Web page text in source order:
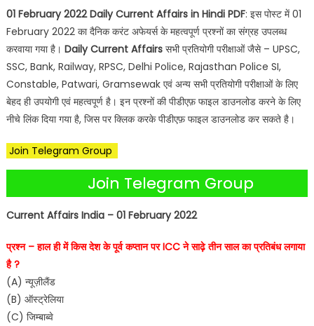
01 February 2022 Daily Current Affairs in Hindi PDF: इस पोस्ट में 01
February 2022 का दैनिक करंट अफेयर्स के महत्वपूर्ण प्रश्नों का संग्रह उपलब्ध
करवाया गया है। Daily Current Affairsसभी प्रतियोगी परीक्षाओं जैसे – UPSC,
SSC, Bank, Railway, RPSC, Delhi Police, Rajasthan Police SI,
Constable, Patwari, Gramsewak एवं अन्य सभी प्रतियोगी परीक्षाओं के लिए
बेहद ही उपयोगी एवं महत्वपूर्ण है। इन प्रश्नों की पीडीएफ़ फाइल डाउनलोड करने के लिए
नीचे लिंक दिया गया है, जिस पर क्लिक करके पीडीएफ़ फाइल डाउनलोड कर सकते है।
Join Telegram Group
Join Telegram Group
Current Affairs India – 01 February 2022
प्रश्न – हाल ही में किस देश के पूर्व कप्तान पर ICC ने साढ़े तीन साल का प्रतिबंध लगाया
है ?
(A) न्यूज़ीलैंड
(B) ऑस्ट्रेलिया
(C) जिम्बाब्वे